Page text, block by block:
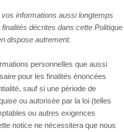
informations aussi longtemps
décrites dans cette Politique
dispose autrement.
personnelles que aussi
pour les finalités énoncées
sauf si une période de
ou autorisée par la loi (telles
ou autres exigences
notice ne nécessitera que nous